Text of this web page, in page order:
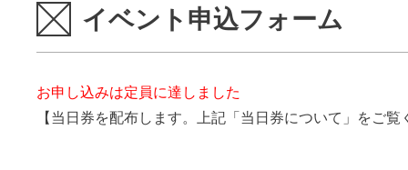
イベント申込フォーム
お申し込みは定員に達しました
【当日券を配布します。上記「当日券について」をご覧